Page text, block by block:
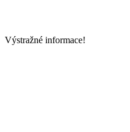
Výstražné informace!